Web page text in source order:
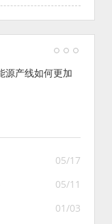
源产线如何更加
05/17
05/11
01/03